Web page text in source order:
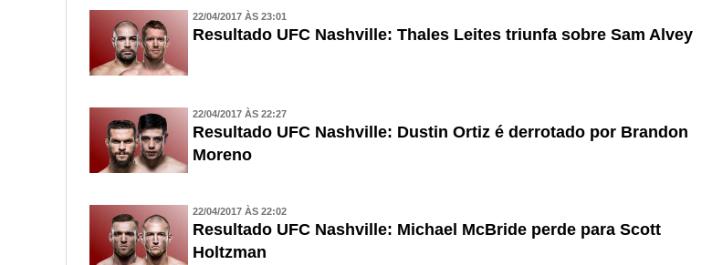
22/04/2017 ÀS 23:01
Resultado UFC Nashville: Thales Leites triunfa sobre Sam Alvey
22/04/2017 ÀS 22:27
Resultado UFC Nashville: Dustin Ortiz é derrotado por Brandon
Moreno
22/04/2017 ÀS 22:02
Resultado UFC Nashville: Michael McBride perde para Scott
Holtzman